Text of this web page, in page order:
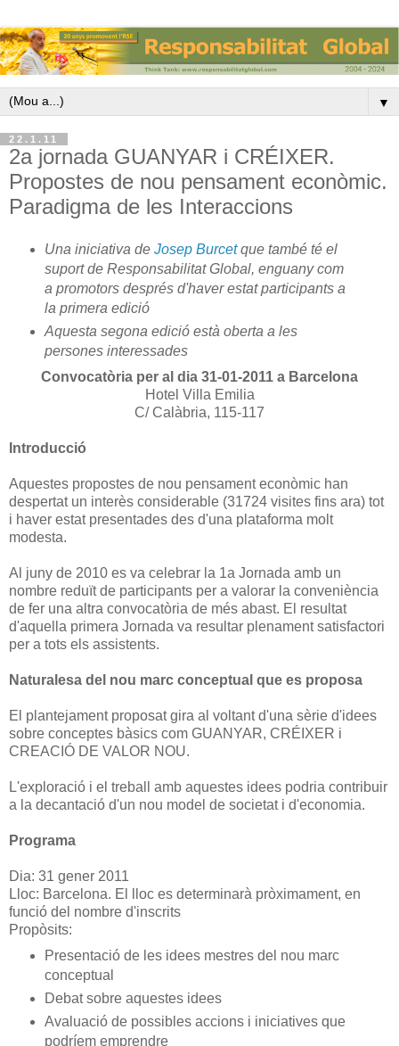
▼
22.1.11
2a jornada GUANYAR i CRÉIXER.
Propostes de nou pensament econòmic.
Paradigma de les Interaccions
Una iniciativa de Josep Burcetque també té el
suport de Responsabilitat Global, enguany com
a promotors després d'haver estat participants a
la primera edició
Aquesta segona edició està oberta a les
persones interessades
Convocatòria per al dia 31-01-2011 a Barcelona
Hotel Villa Emilia
C/ Calàbria, 115-117
Introducció
Aquestes propostes de nou pensament econòmic han
despertat un interès considerable (31724 visites fins ara) tot
i haver estat presentades des d'una plataforma molt
modesta.
Al juny de 2010 es va celebrar la 1a Jornada amb un
nombre reduït de participants per a valorar la conveniència
de fer una altra convocatòria de més abast. El resultat
d'aquella primera Jornada va resultar plenament satisfactori
per a tots els assistents.
Naturalesa del nou marc conceptual que es proposa
El plantejament proposat gira al voltant d'una sèrie d'idees
sobre conceptes bàsics com GUANYAR, CRÉIXER i
CREACIÓ DE VALOR NOU.
L'exploració i el treball amb aquestes idees podria contribuir
a la decantació d'un nou model de societat i d'economia.
Programa
Dia: 31 gener 2011
Lloc: Barcelona. El lloc es determinarà pròximament, en
funció del nombre d'inscrits
Propòsits:
Presentació de les idees mestres del nou marc
conceptual
Debat sobre aquestes idees
Avaluació de possibles accions i iniciatives que
podríem emprendre